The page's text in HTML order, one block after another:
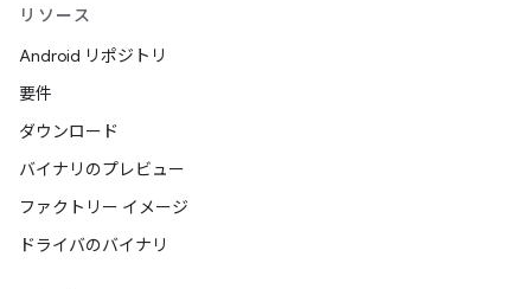
リソース
Android リポジトリ
要件
ダウンロード
バイナリのプレビュー
ファクトリー イメージ
ドライバのバイナリ